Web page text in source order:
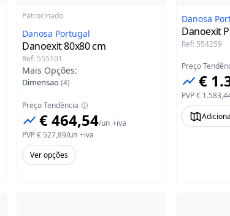
Patrocinado
Danosa Portugal
Danoexit80x80 cm
Ref: 555101
Mais Opções:
Dimensao(4)
Preço Tendência
€ 464,54/un +iva
PVP€ 527,89/un +iva
Ver opções
Danosa
Danoexit
Ref: 554259
Preço
€
PVP€